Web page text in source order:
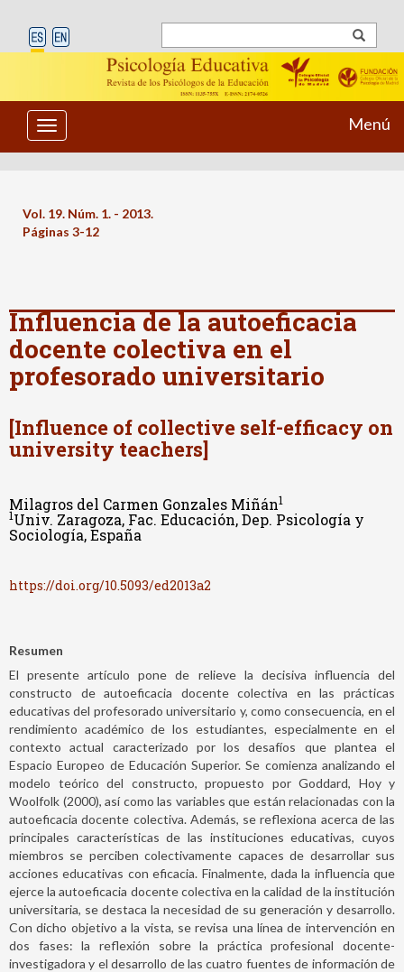
Toggle
navigation
Menú
Vol. 19. Núm. 1. - 2013.
Páginas 3-12
Influencia de la autoeficacia
docente colectiva en el
profesorado universitario
[Influence of collective self-efficacy on
university teachers]
Milagros del Carmen Gonzales Miñán1
1Univ. Zaragoza, Fac. Educación, Dep. Psicología y
Sociología, España
https://doi.org/10.5093/ed2013a2
Resumen
El presente artículo pone de relieve la decisiva influencia del
constructo de autoeficacia docente colectiva en las prácticas
educativas del profesorado universitario y, como consecuencia, en el
rendimiento académico de los estudiantes, especialmente en el
contexto actual caracterizado por los desafíos que plantea el
Espacio Europeo de Educación Superior. Se comienza analizando el
modelo teórico del constructo, propuesto por Goddard, Hoy y
Woolfolk (2000), así como las variables que están relacionadas con la
autoeficacia docente colectiva. Además, se reflexiona acerca de las
principales características de las instituciones educativas, cuyos
miembros se perciben colectivamente capaces de desarrollar sus
acciones educativas con eficacia. Finalmente, dada la influencia que
ejerce la autoeficacia docente colectiva en la calidad de la institución
universitaria, se destaca la necesidad de su generación y desarrollo.
Con dicho objetivo a la vista, se revisa una línea de intervención en
dos fases: la reflexión sobre la práctica profesional docente-
investigadora y el desarrollo de las cuatro fuentes de información de